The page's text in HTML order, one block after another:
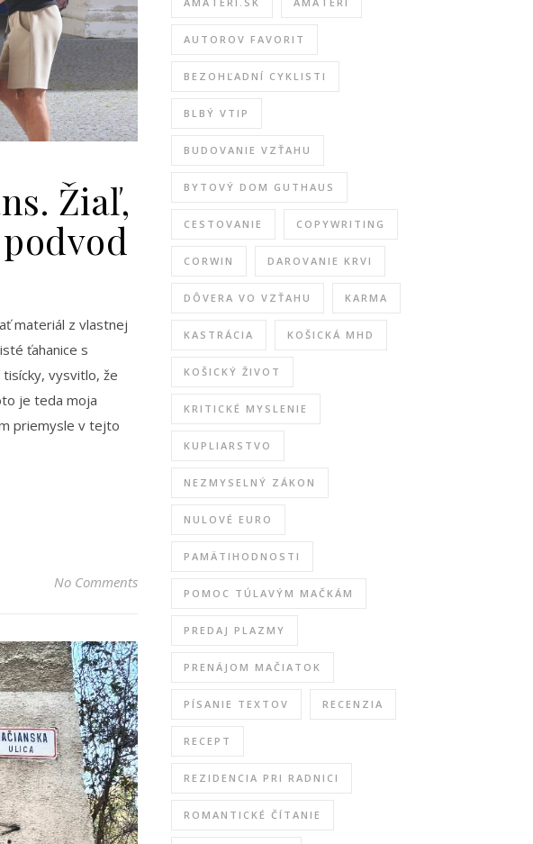
Žiaľ,
materiál z vlastnej
ťahanice s
vysvitlo, že
je teda moja
priemysle v tejto
No Comments
AUTOROV FAVORIT
BEZOHĽADNÍ CYKLISTI
BLBÝ VTIP
BUDOVANIE VZŤAHU
BYTOVÝ DOM GUTHAUS
CESTOVANIE COPYWRITING
CORWIN DAROVANIE KRVI
DÔVERA VO VZŤAHU KARMA
KASTRÁCIA KOŠICKÁ MHD
KOŠICKÝ ŽIVOT
KRITICKÉ MYSLENIE
KUPLIARSTVO
NEZMYSELNÝ ZÁKON
NULOVÉ EURO
PAMÄTIHODNOSTI
POMOC TÚLAVÝM MAČKÁM
PREDAJ PLAZMY
PRENÁJOM MAČIATOK
PÍSANIE TEXTOV RECENZIA
RECEPT
REZIDENCIA PRI RADNICI
ROMANTICKÉ ČÍTANIE